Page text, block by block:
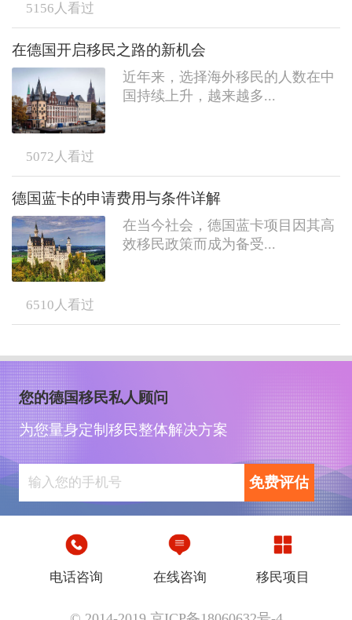
5156 人看过
在德国开启移民之路的新机会
近年来，选择海外移民的人数在中
国持续上升，越来越多...
5072 人看过
德国蓝卡的申请费用与条件详解
在当今社会，德国蓝卡项目因其高
效移民政策而成为备受...
6510 人看过
您的德国移民私人顾问
为您量身定制移民整体解决方案
免费评估
电话咨询 在线咨询 移民项目